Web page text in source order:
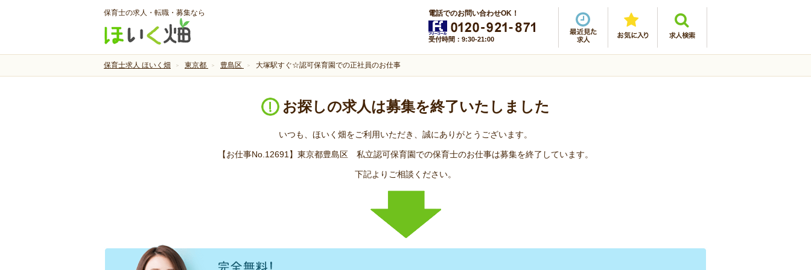
保育士の求人・転職・募集なら 電話でのお問い合わせOK！
受付時間：9:30-21:00
保育士求人 ほいく畑 東京都 豊島区 大塚駅すぐ☆認可保育園での正社員のお仕事
お探しの求人は募集を終了いたしました
いつも、ほいく畑をご利用いただき、誠にありがとうございます。
【お仕事No.12691】東京都豊島区 私立認可保育園での保育士のお仕事は募集を終了しています。
下記よりご相談ください。